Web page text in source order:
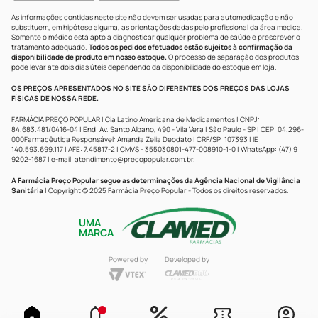
As informações contidas neste site não devem ser usadas para automedicação e não
substituem, em hipótese alguma, as orientações dadas pelo profissional da área médica.
Somente o médico está apto a diagnosticar qualquer problema de saúde e prescrever o
tratamento adequado. Todos os pedidos efetuados estão sujeitos à confirmação da
disponibilidade de produto em nosso estoque.O processo de separação dos produtos
pode levar até dois dias úteis dependendo da disponibilidade do estoque em loja.
OS PREÇOS APRESENTADOS NO SITE SÃO DIFERENTES DOS PREÇOS DAS LOJAS
FÍSICAS DE NOSSA REDE.
FARMÁCIA PREÇO POPULAR | Cia Latino Americana de Medicamentos | CNPJ:
84.683.481/0416-04 | End: Av. Santo Albano, 490 - Vila Vera | São Paulo - SP | CEP: 04.296-
000Farmacêutica Responsável: Amanda Zelia Deodato | CRF/SP: 107393 | IE:
140.593.699.117 | AFE: 7.45817-2 | CMVS - 355030801-477-008910-1-0 | WhatsApp: (47) 9
9202-1687 | e-mail: atendimento@precopopular.com.br.
A Farmácia Preço Popular segue as determinações da Agência Nacional de Vigilância
Sanitária | Copyright © 2025 Farmácia Preço Popular - Todos os direitos reservados.
UMA
MARCA
Powered by Developed by